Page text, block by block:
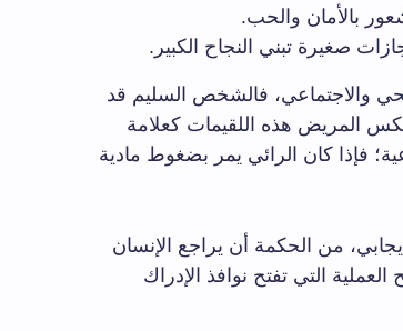
بالأمان والحب.
صغيرة تبني النجاح الكبير.
والاجتماعي، فالشخص السليم قد
المريض هذه اللقيمات كعلامة
فإذا كان الرائي يمر بضغوط مادية
من الحكمة أن يراجع الإنسان
التي تفتح نوافذ الإدراك